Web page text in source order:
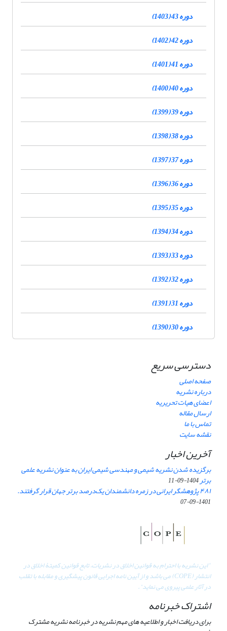
دوره 43 (1403)
دوره 42 (1402)
دوره 41 (1401)
دوره 40 (1400)
دوره 39 (1399)
دوره 38 (1398)
دوره 37 (1397)
دوره 36 (1396)
دوره 35 (1395)
دوره 34 (1394)
دوره 33 (1393)
دوره 32 (1392)
دوره 31 (1391)
دوره 30 (1390)
دسترسی سریع
صفحه اصلی
درباره نشریه
اعضای هیات تحریریه
ارسال مقاله
تماس با ما
نقشه سایت
آخرین اخبار
برگزیده شدن نشریه شیمی و مهندسی شیمی ایران به عنوان نشریه علمی
برتر1404-09-11
۴۸۱ پژوهشگر ایرانی در زمره دانشمندان یک‌درصد برتر جهان قرار گرفتند.
1401-09-07
"این نشریه با احترام به قوانین اخلاق در نشریات، تابع قوانین کمیتۀ اخلاق در
انتشار (COPE) می باشد و از آیین نامه اجرایی قانون پیشگیری و مقابله با تقلب
در آثار علمی پیروی می نماید".
اشتراک خبرنامه
برای دریافت اخبار و اطلاعیه های مهم نشریه در خبرنامه نشریه مشترک